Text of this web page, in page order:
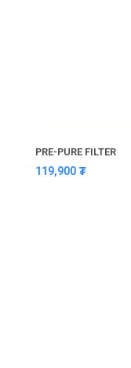
PRE-PURE FILTER
119,900 ₮